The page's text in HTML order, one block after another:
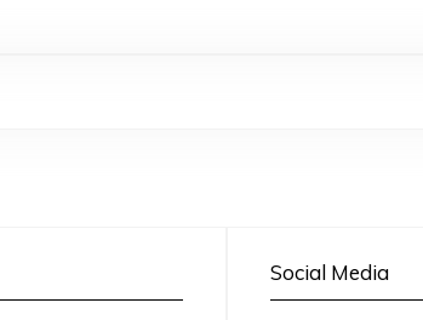
Social Media